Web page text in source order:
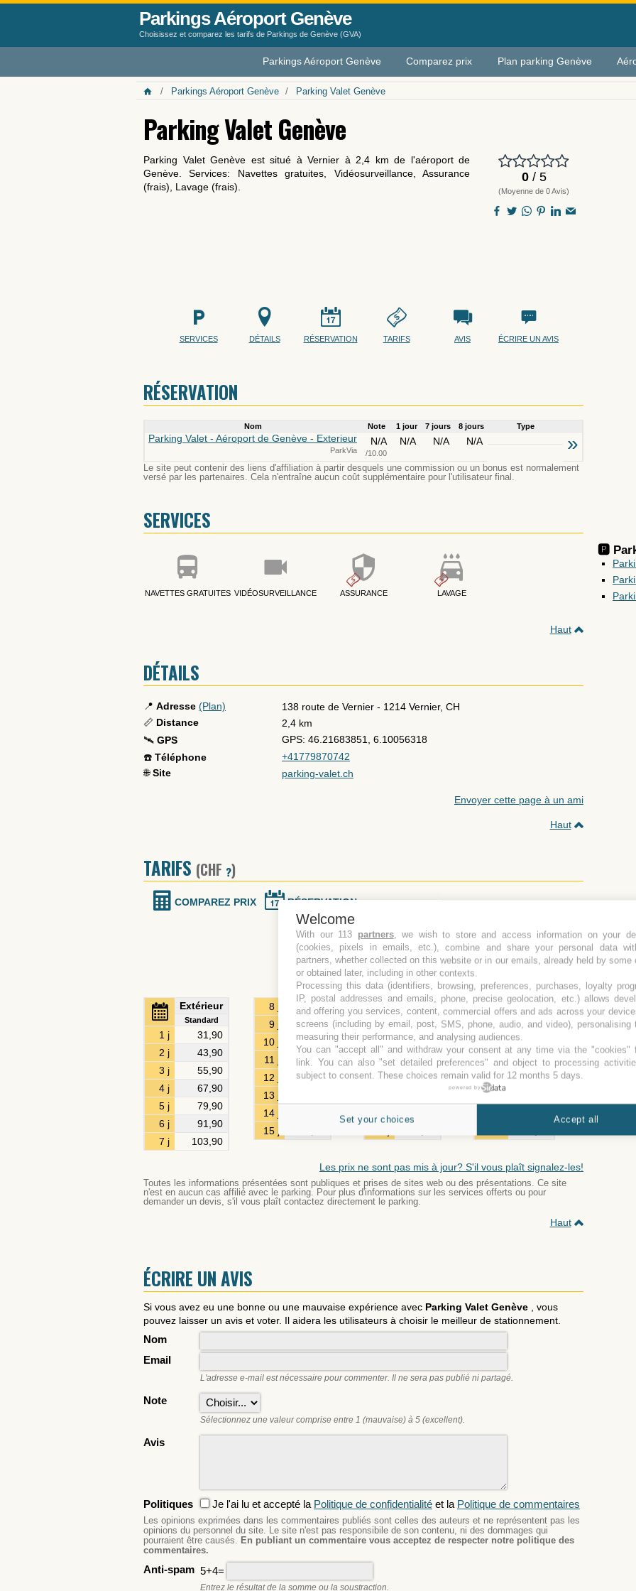
Parkings Aéroport Genève
Choisissez et comparez les tarifs de Parkings de Genève (GVA)
Parkings Aéroport Genève Comparez prix Plan parking Genève
Parkings Aéroport Genève Parking Valet Genève
Parking Valet Genève
Parking Valet Genève est situé à Vernier à 2,4 km de l'aéroport de
Genève. Services: Navettes gratuites, Vidéosurveillance, Assurance
(frais), Lavage (frais).
0/ 5
(Moyenne de 0 Avis)
SERVICES DÉTAILS RÉSERVATION TARIFS AVIS ÉCRIRE UN AVIS
RÉSERVATION
Nom Note 1 jour 7 jours 8 jours Type
Parking Valet - Aéroport de Genève - Exterieur
ParkVia
N/A
/10.00
N/A N/A N/A »
Le site peut contenir des liens d'affiliation à partir desquels une commission ou un bonus est normalement
versé par les partenaires. Cela n'entraîne aucun coût supplémentaire pour l'utilisateur final.
SERVICES
NAVETTES GRATUITES VIDÉOSURVEILLANCE ASSURANCE LAVAGE
Haut
DÉTAILS
📍 Adresse (Plan) 138 route de Vernier - 1214 Vernier, CH
📏 Distance
2,4 km
🛰️ GPS
GPS: 46.21683851, 6.10056318
☎️ Téléphone
+41779870742
🌐Site parking-valet.ch
Envoyer cette page à un ami
Haut
TARIFS (CHF ?)
COMPAREZ PRIX RÉSERVATION
Extérieur
Standard
1 j
31,90
2 j
43,90
3 j
55,90
4 j
67,90
5 j
79,90
6 j
91,90
7 j
103,90
8 j
115,90
9 j
127,90
10 j
139,90
11 j
151,90
12 j
163,90
13 j
14 j
15 j
16 j
211,90
17 j
223,90
18 j
235,90
19 j
247,90
20 j
259,90
22 j
24 j
307,90
25 j
319,90
26 j
331,90
27 j
343,90
28 j
355,90
29 j
Les prix ne sont pas mis à jour? S'il vous plaît signalez-les!
Toutes les informations présentées sont publiques et prises de sites web ou des présentations. Ce site
n'est en aucun cas affilié avec le parking. Pour plus d'informations sur les services offerts ou pour
demander un devis, s'il vous plaît contactez directement le parking.
Haut
ÉCRIRE UN AVIS
Si vous avez eu une bonne ou une mauvaise expérience avec Parking Valet Genève
, vous
pouvez laisser un avis et voter. Il aidera les utilisateurs à choisir le meilleur de stationnement.
Nom
Email
L'adresse e-mail est nécessaire pour commenter. Il ne sera pas publié ni partagé.
Note
Sélectionnez une valeur comprise entre 1 (mauvaise) à 5 (excellent).
Avis
Politiques Je l'ai lu et accepté la Politique de confidentialité et la Politique de commentaires
Les opinions exprimées dans les commentaires publiés sont celles des auteurs et ne représentent pas les
opinions du personnel du site. Le site n'est pas responsibile de son contenu, ni des dommages qui
pourraient être causés. En publiant un commentaire vous acceptez de respecter notre politique des
commentaires.
Anti-spam 5+4=
Entrez le résultat de la somme ou la soustraction.
🅿️
Welcome
With our 113 partners, we wish to store and access information on your
(cookies, pixels in emails, etc.), combine and share your personal data
partners, whether collected on this website or in our emails, already held by some
or obtained later, including in other contexts.
Processing this data (identifiers, browsing, preferences, purchases, loyalty
IP, postal addresses and emails, phone, precise geolocation, etc.) allows
and offering you services, content, commercial offers and ads across your
screens (including by email, post, SMS, phone, audio, and video), personalising
measuring their performance, and analysing audiences.
You can "accept all" and withdraw your consent at any time via the "cookies"
link. You can also "set detailed preferences" and object to processing
subject to consent. These choices remain valid for 12 months 5 days.
powered by
Set your choices Accept all